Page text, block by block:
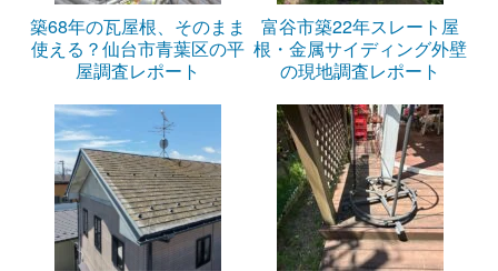
築68年の瓦屋根、そのまま
使える？仙台市青葉区の平
屋調査レポート
富谷市築22年スレート屋
根・金属サイディング外壁
の現地調査レポート